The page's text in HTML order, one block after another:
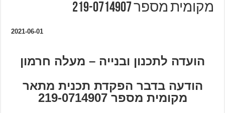
מקומית מספר 219-0714907
2021-06-01
הועדה לתכנון ובנייה – מעלה חרמון
הודעה בדבר הפקדת תכנית מתאר
מקומית מספר 219-0714907